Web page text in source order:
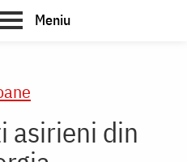
Meniu
asirieni din